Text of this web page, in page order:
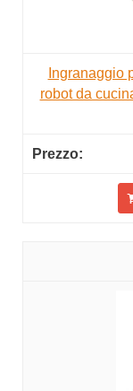
Ingranaggio
robot da